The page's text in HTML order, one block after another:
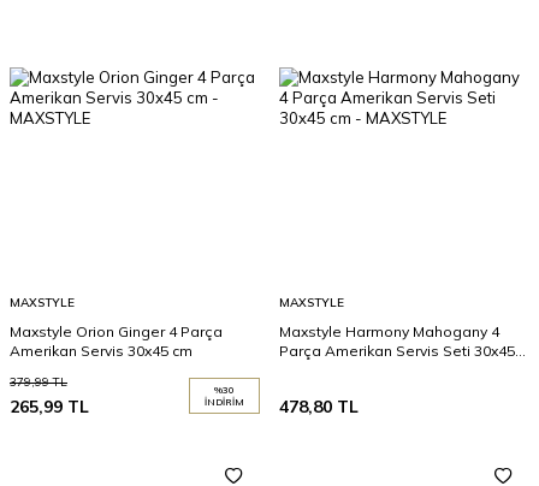
MAXSTYLE
Maxstyle Orion Ginger 4 Parça
Amerikan Servis 30x45 cm
379,99TL
265,99 TL
%30
İNDIRIM
MAXSTYLE
Maxstyle Harmony Mahogany 4
Parça Amerikan Servis Seti 30x45
478,80 TL